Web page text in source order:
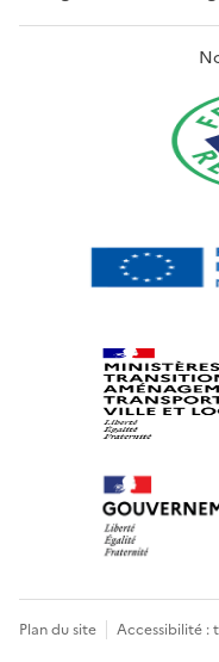
Plan du site Accessibilité :